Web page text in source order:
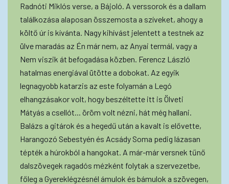
Radnóti Miklós verse, a Bájoló. A verssorok és a dallam
találkozása alaposan összemosta a szíveket, ahogy a
költő úr is kívánta. Nagy kihívást jelentett a testnek az
ülve maradás az Én már nem, az Anyai termál, vagy a
Nem viszik át befogadása közben. Ferencz László
hatalmas energiával ütötte a dobokat. Az egyik
legnagyobb katarzis az este folyamán a Legó
elhangzásakor volt, hogy beszéltette itt is Ölveti
Mátyás a csellót... öröm volt nézni, hát még hallani.
Balázs a gitárok és a hegedű után a kavalt is elővette,
Harangozó Sebestyén és Acsády Soma pedig lázasan
tépték a húrokból a hangokat. A már-már versnek tűnő
dalszövegek ragadós mézként folytak a szervezetbe,
főleg a Gyereklégzésnél ámulok és bámulok a szövegen,